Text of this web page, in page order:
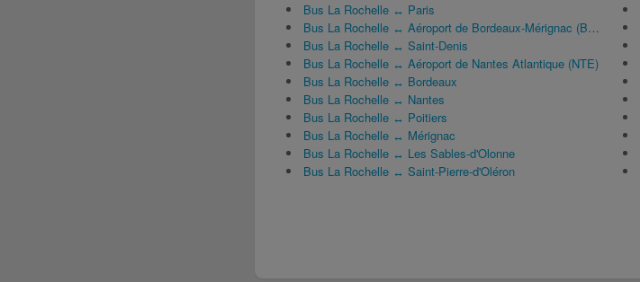
Bus La Rochelle ↔ Paris
Bus La Rochelle ↔ Aéroport de Bordeaux-Mérignac (BOD)
Bus La Rochelle ↔ Saint-Denis
Bus La Rochelle ↔ Aéroport de Nantes Atlantique (NTE)
Bus La Rochelle ↔ Bordeaux
Bus La Rochelle ↔ Nantes
Bus La Rochelle ↔ Poitiers
Bus La Rochelle ↔ Mérignac
Bus La Rochelle ↔ Les Sables-d'Olonne
Bus La Rochelle ↔ Saint-Pierre-d'Oléron